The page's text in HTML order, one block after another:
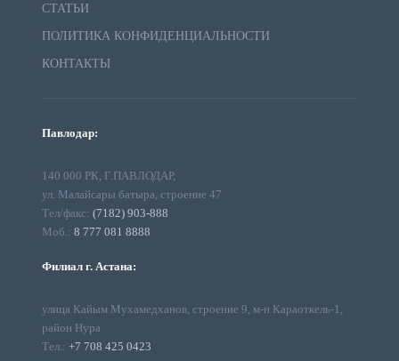
СТАТЬИ
ПОЛИТИКА КОНФИДЕНЦИАЛЬНОСТИ
КОНТАКТЫ
Павлодар:
140 000 РК, Г.ПАВЛОДАР,
ул. Малайсары батыра, строение 47
Тел/факс: (7182) 903-888
Моб.: 8 777 081 8888
Филиал г. Астана:
улица Кайым Мухамедханов, строение 9, м-н Караоткель-1,
район Нура
Тел.: +7 708 425 0423